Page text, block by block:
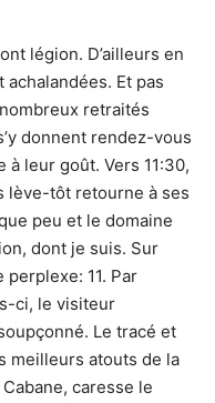
légion. D’ailleurs en
Et pas
retraités
donnent rendez-vous
leur goût. Vers 11:30,
lève-tôt retourne à ses
peu et le domaine
dont je suis. Sur
11. Par
ci, le visiteur
Le tracé et
meilleurs atouts de la
caresse le